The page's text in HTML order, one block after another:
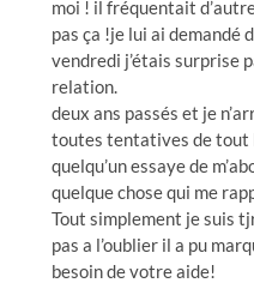
moi ! il fréquentait
pas ça !je lui ai demandé
vendredi j’étais surprise
relation.
deux ans passés et je
toutes tentatives de tout
quelqu’un essaye de
quelque chose qui me
Tout simplement je suis
pas a l’oublier il a pu
besoin de votre aide!